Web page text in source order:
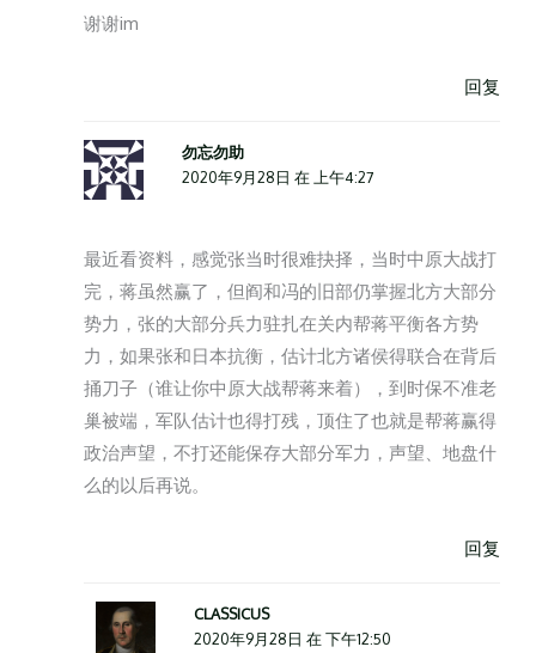
谢谢im
回复
勿忘勿助
2020年9月28日 在 上午4:27
最近看资料，感觉张当时很难抉择，当时中原大战打
完，蒋虽然赢了，但阎和冯的旧部仍掌握北方大部分
势力，张的大部分兵力驻扎在关内帮蒋平衡各方势
力，如果张和日本抗衡，估计北方诸侯得联合在背后
捅刀子（谁让你中原大战帮蒋来着），到时保不准老
巢被端，军队估计也得打残，顶住了也就是帮蒋赢得
政治声望，不打还能保存大部分军力，声望、地盘什
么的以后再说。
回复
CLASSICUS
2020年9月28日 在 下午12:50